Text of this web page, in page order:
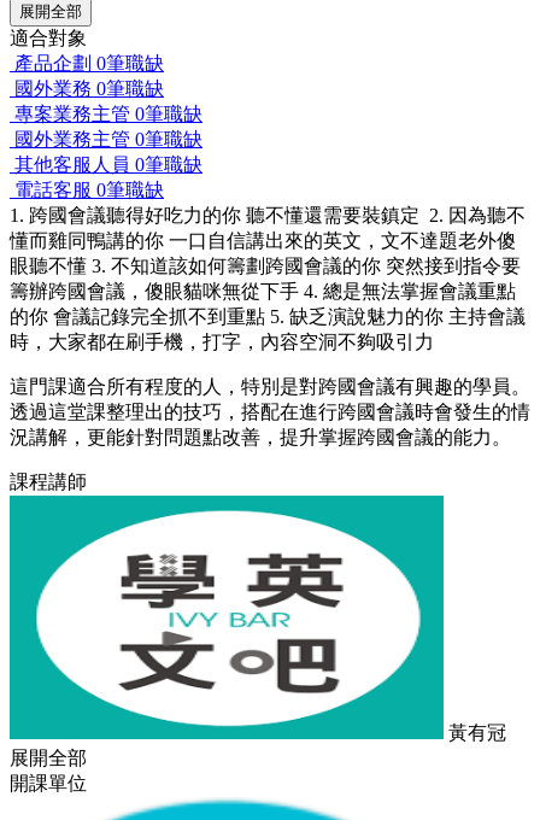
展開全部
適合對象
產品企劃 0筆職缺
國外業務 0筆職缺
專案業務主管 0筆職缺
國外業務主管 0筆職缺
其他客服人員 0筆職缺
電話客服 0筆職缺
1. 跨國會議聽得好吃力的你 聽不懂還需要裝鎮定 2. 因為聽不
懂而雞同鴨講的你 一口自信講出來的英文，文不達題老外傻
眼聽不懂 3. 不知道該如何籌劃跨國會議的你 突然接到指令要
籌辦跨國會議，傻眼貓咪無從下手 4. 總是無法掌握會議重點
的你 會議記錄完全抓不到重點 5. 缺乏演說魅力的你 主持會議
時，大家都在刷手機，打字，內容空洞不夠吸引力
這門課適合所有程度的人，特別是對跨國會議有興趣的學員。
透過這堂課整理出的技巧，搭配在進行跨國會議時會發生的情
況講解，更能針對問題點改善，提升掌握跨國會議的能力。
課程講師
黃有冠
展開全部
開課單位